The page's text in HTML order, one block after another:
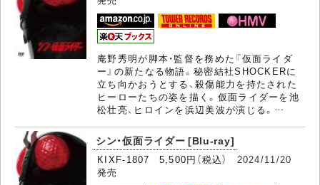
庵野秀明が脚本・監督を務めた『仮面ライダ
ー』の新たなる物語。秘密結社SHOCKERに
立ち向かおうとする、殺傷能力を持たされた
ヒーローたちの姿を描く。仮面ライダーを池
松壮亮、ヒロインを浜辺美波が演じる。…
シン・仮面ライダー [Blu-ray]
KIXF-1807 5,500円（税込） 2024/11/20
発売